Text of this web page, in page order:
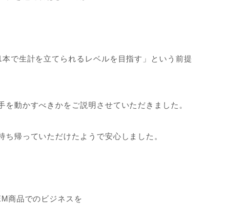
で生計を立てられるレベルを目指す」という前提
動かすべきかをご説明させていただきました。
帰っていただけたようで安心しました。
商品でのビジネスを